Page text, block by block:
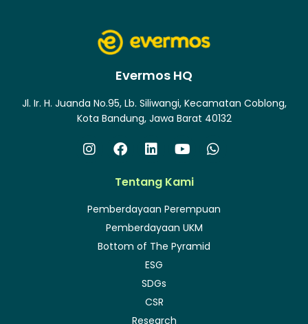
Evermos HQ
Jl. Ir. H. Juanda No.95, Lb. Siliwangi, Kecamatan Coblong,
Kota Bandung, Jawa Barat 40132
Tentang Kami
Pemberdayaan Perempuan
Pemberdayaan UKM
Bottom of The Pyramid
ESG
SDGs
CSR
Research